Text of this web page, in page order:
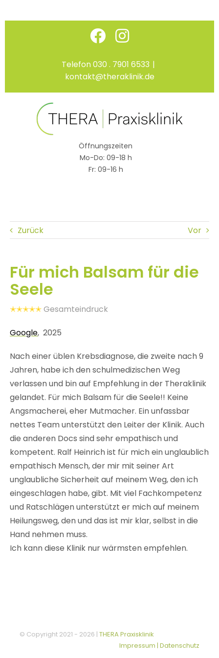
Skip
Facebook
Instagram
Telefon 030 . 7901 6533 |
kontakt@theraklinik.de
Öffnungszeiten
Mo-Do: 09-18 h
Fr: 09-16 h
Zurück Vor
Für mich Balsam für die
Seele
✭✭✭✭✭Gesamteindruck
Google, 2025
Nach einer üblen Krebsdiagnose, die zweite nach 9
Jahren, habe ich den schulmedizischen Weg
verlassen und bin auf Empfehlung in der Theraklinik
gelandet. Für mich Balsam für die Seele!! Keine
Angsmacherei, eher Mutmacher. Ein unfassbar
nettes Team unterstützt den Leiter der Klinik. Auch
die anderen Docs sind sehr empathisch und
kompetent. Ralf Heinrich ist für mich ein unglaublich
empathisch Mensch, der mir mit seiner Art
unglaubliche Sicherheit auf meinem Weg, den ich
eingeschlagen habe, gibt. Mit viel Fachkompetenz
und Ratschlägen unterstützt er mich auf meinem
Heilungsweg, den und das ist mir klar, selbst in die
Hand nehmen muss.
Ich kann diese Klinik nur wärmsten empfehlen.
© Copyright 2021 - 2026 | THERA Praxisklinik
Impressum | Datenschutz